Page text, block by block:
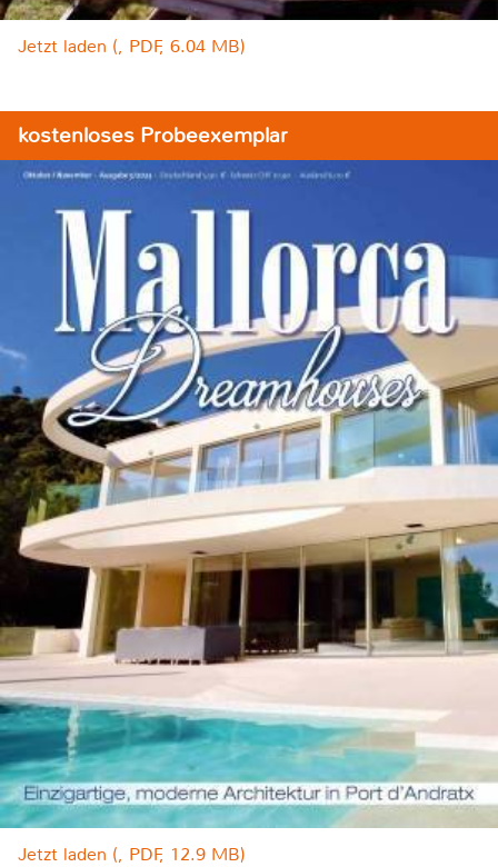
Jetzt laden (, PDF, 6.04 MB)
kostenloses Probeexemplar
Jetzt laden (, PDF, 12.9 MB)